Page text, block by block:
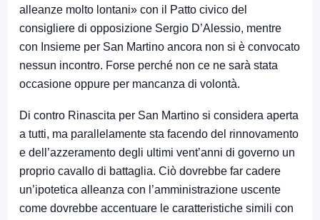
alleanze molto lontani» con il Patto civico del
consigliere di opposizione Sergio D’Alessio, mentre
con Insieme per San Martino ancora non si è convocato
nessun incontro. Forse perché non ce ne sarà stata
occasione oppure per mancanza di volontà.
Di contro Rinascita per San Martino si considera aperta
a tutti, ma parallelamente sta facendo del rinnovamento
e dell’azzeramento degli ultimi vent’anni di governo un
proprio cavallo di battaglia. Ciò dovrebbe far cadere
un’ipotetica alleanza con l’amministrazione uscente
come dovrebbe accentuare le caratteristiche simili con